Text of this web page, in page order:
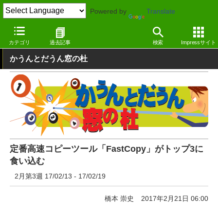
Powered by Translate
カテゴリ 過去記事 検索 Impressサイト
窓の杜 その他の話題
かうんとだうん窓の杜
定番高速コピーツール「FastCopy」がトップ3に
食い込む
2月第3週 17/02/13 - 17/02/19
橋本 崇史 2017年2月21日 06:00